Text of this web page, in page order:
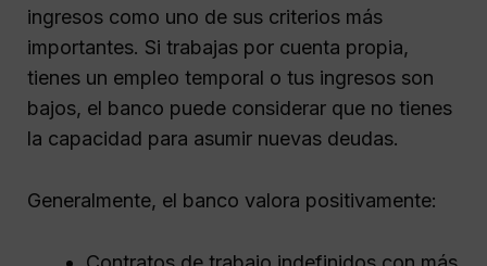
ingresos como uno de sus criterios más
importantes. Si trabajas por cuenta propia,
tienes un empleo temporal o tus ingresos son
bajos, el banco puede considerar que no tienes
la capacidad para asumir nuevas deudas.
Generalmente, el banco valora positivamente: